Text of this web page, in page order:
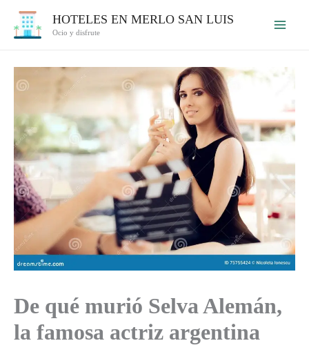
HOTELES EN MERLO SAN LUIS
Ocio y disfrute
De qué murió Selva Alemán,
la famosa actriz argentina